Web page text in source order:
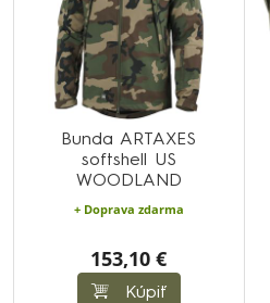
Bunda ARTAXES
softshell US
WOODLAND
+ Doprava zdarma
153,10 €
Kúpiť